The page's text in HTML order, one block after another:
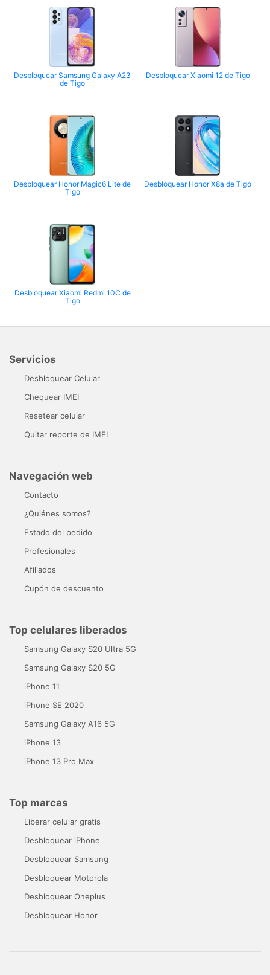
Desbloquear Samsung Galaxy A23
de Tigo
Desbloquear Xiaomi 12 de Tigo
Desbloquear Honor Magic6 Lite de
Tigo
Desbloquear Honor X8a de Tigo
Desbloquear Xiaomi Redmi 10C de
Tigo
Servicios
Desbloquear Celular
Chequear IMEI
Resetear celular
Quitar reporte de IMEI
Navegación web
Contacto
¿Quiénes somos?
Estado del pedido
Profesionales
Afiliados
Cupón de descuento
Top celulares liberados
Samsung Galaxy S20 Ultra 5G
Samsung Galaxy S20 5G
iPhone 11
iPhone SE 2020
Samsung Galaxy A16 5G
iPhone 13
iPhone 13 Pro Max
Top marcas
Liberar celular gratis
Desbloquear iPhone
Desbloquear Samsung
Desbloquear Motorola
Desbloquear Oneplus
Desbloquear Honor